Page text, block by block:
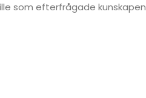
som efterfrågade kunskapen